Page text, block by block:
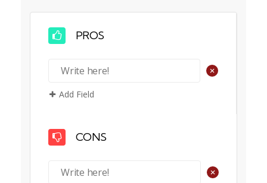
PROS
+
Add Field
CONS
+